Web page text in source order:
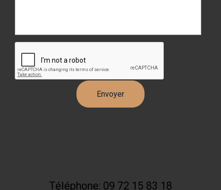
Téléphone: 09 72 15 83 18